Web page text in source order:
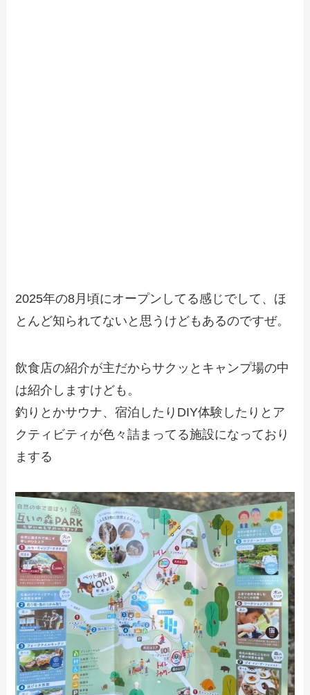
2025年の8月頃にオープンしてる感じでして、ほ
とんど知られてないと思うけどもあるのですぜ。
飲食店の紹介が主だからサクッとキャンプ場の中
は紹介しますけども。
釣りとかサウナ、宿泊したりDIY体験したりとア
クティビティが色々詰まってる施設になっており
まする